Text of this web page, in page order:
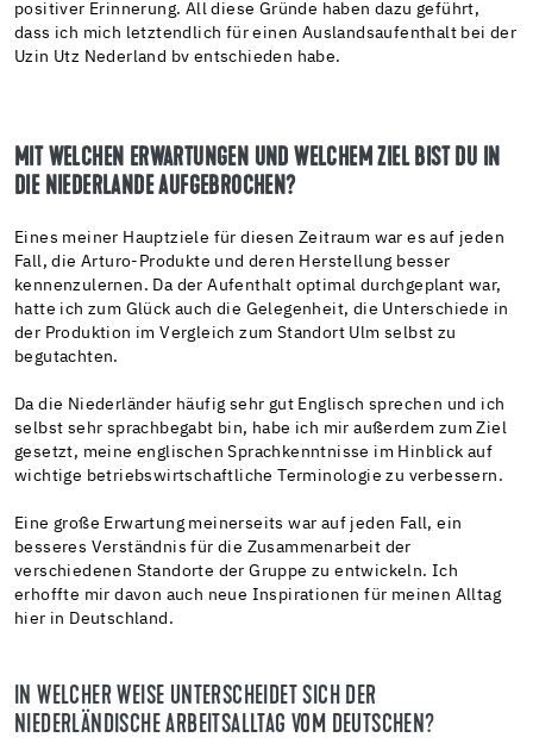
positiver Erinnerung. All diese Gründe haben dazu geführt,
dass ich mich letztendlich für einen Auslandsaufenthalt bei der
Uzin Utz Nederland bv entschieden habe.
MIT WELCHEN ERWARTUNGEN UND WELCHEM ZIEL BIST DU IN
DIE NIEDERLANDE AUFGEBROCHEN?
Eines meiner Hauptziele für diesen Zeitraum war es auf jeden
Fall, die Arturo-Produkte und deren Herstellung besser
kennenzulernen. Da der Aufenthalt optimal durchgeplant war,
hatte ich zum Glück auch die Gelegenheit, die Unterschiede in
der Produktion im Vergleich zum Standort Ulm selbst zu
begutachten.
Da die Niederländer häufig sehr gut Englisch sprechen und ich
selbst sehr sprachbegabt bin, habe ich mir außerdem zum Ziel
gesetzt, meine englischen Sprachkenntnisse im Hinblick auf
wichtige betriebswirtschaftliche Terminologie zu verbessern.
Eine große Erwartung meinerseits war auf jeden Fall, ein
besseres Verständnis für die Zusammenarbeit der
verschiedenen Standorte der Gruppe zu entwickeln. Ich
erhoffte mir davon auch neue Inspirationen für meinen Alltag
hier in Deutschland.
IN WELCHER WEISE UNTERSCHEIDET SICH DER
NIEDERLÄNDISCHE ARBEITSALLTAG VOM DEUTSCHEN?